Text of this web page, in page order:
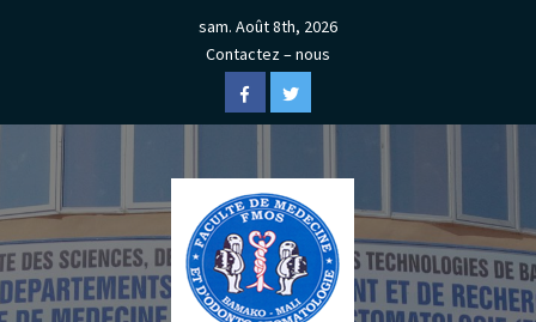
sam. Août 8th, 2026
Contactez – nous
FacebookTwitter